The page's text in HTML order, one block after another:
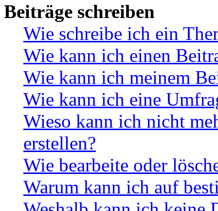
Beiträge schreiben
Wie schreibe ich ein
Wie kann ich einen
Wie kann ich meinem
Wie kann ich eine
Wieso kann ich nicht
erstellen?
Wie bearbeite oder
Warum kann ich auf